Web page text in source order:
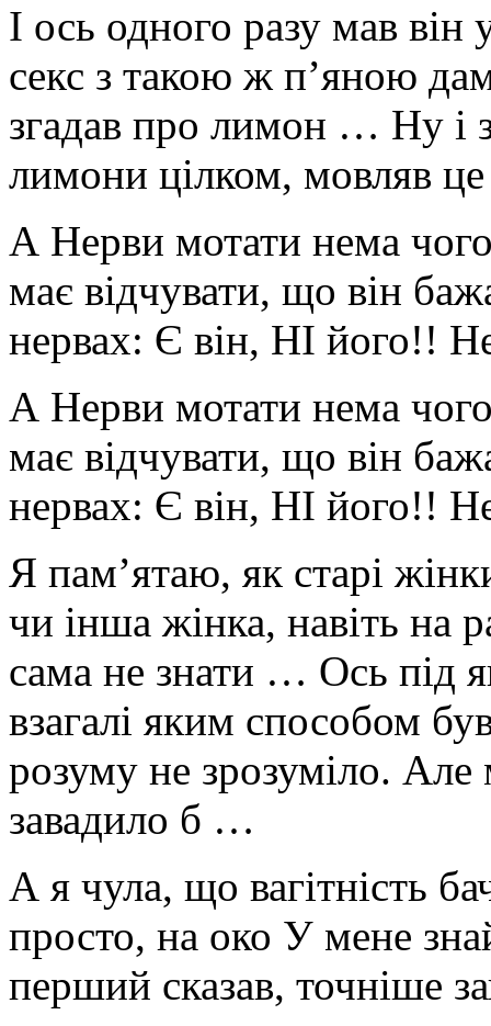
І ось одного разу мав
секс з такою ж п’яною
згадав про лимон … Ну і
лимони цілком, мовляв
А Нерви мотати нема
має відчувати, що він
нервах: Є він, НІ його!!
А Нерви мотати нема
має відчувати, що він
нервах: Є він, НІ його!!
Я пам’ятаю, як старі
чи інша жінка, навіть на
сама не знати … Ось під
взагалі яким способом
розуму не зрозуміло. Але
завадило б …
А я чула, що вагітність
просто, на око У мене
перший сказав, точніше